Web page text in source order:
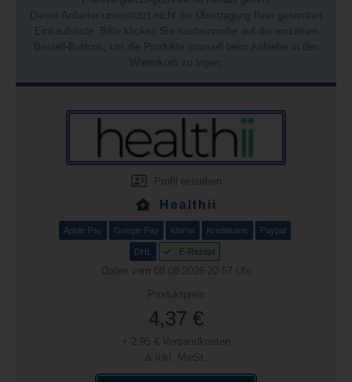
Dieser Anbieter unterstützt nicht die Übertragung Ihrer gesamten
Einkaufsliste. Bitte klicken Sie nacheinander auf die einzelnen
Bestell-Buttons, um die Produkte manuell beim Anbieter in den
Warenkorb zu legen.
Profil einsehen
Healthii
Apple Pay Google Pay Klarna Kreditkarte Paypal
DHL E-Rezept
Daten vom 08.08.2026 20:57 Uhr
Produktpreis
4,37 €
+ 2,95 € Versandkosten
& inkl. MwSt.